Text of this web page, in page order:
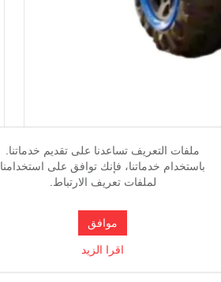
ملفات التعريف تساعدنا على تقديم خدماتنا.
باستخدام خدماتنا، فإنك توافق على استخدامنا
لملفات تعريف الارتباط.
موافق
اقرا الزيد